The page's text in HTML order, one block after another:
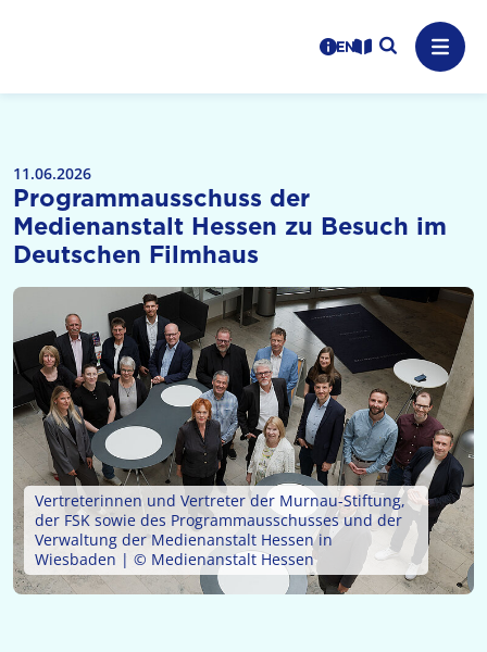
Logo: LPR Medienanstalt Hessen, Claim: Medien,
Benutzerhinweise
informations in
Leichte Sprache
Suche
11.06.2026
Programmausschuss der
Medienanstalt Hessen zu Besuch im
Deutschen Filmhaus
Vertreterinnen und Vertreter der Murnau-Stiftung,
der FSK sowie des Programmausschusses und der
Verwaltung der Medienanstalt Hessen in
Wiesbaden | © Medienanstalt Hessen